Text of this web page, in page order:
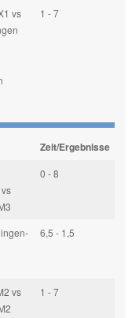
vs
1 - 7
Zeit/Ergebnisse
0 - 8
6,5 - 1,5
vs
1 - 7